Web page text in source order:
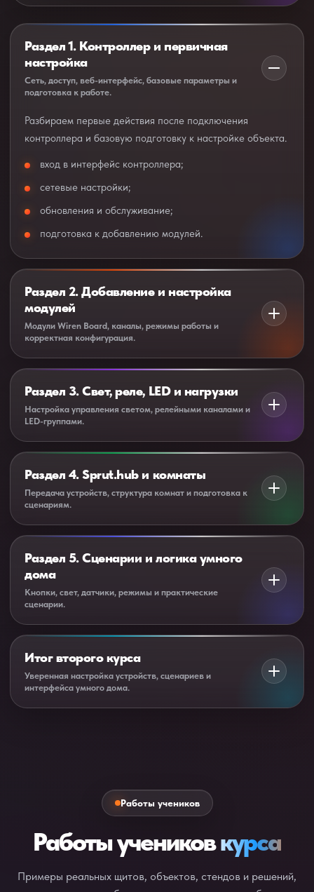
Раздел 1. Контроллер и первичная
настройка
Сеть, доступ, веб-интерфейс, базовые параметры и
подготовка к работе.
Разбираем первые действия после подключения
контроллера и базовую подготовку к настройке объекта.
вход в интерфейс контроллера;
сетевые настройки;
обновления и обслуживание;
подготовка к добавлению модулей.
Раздел 2. Добавление и настройка
модулей
Модули Wiren Board, каналы, режимы работы и
корректная конфигурация.
Учимся добавлять устройства, проверять связь, задавать
режимы и настраивать каналы под реальную задачу.
добавление модулей;
проверка состояний;
типовые ошибки при настройке.
Раздел 3. Свет, реле, LED и нагрузки
Настройка управления светом, релейными каналами и
LED-группами.
Разбираем, как подготовить устройства под реальные
группы света, реле, диммирование и LED-подсветку.
релейные каналы;
LED-группы;
логика управления нагрузками.
Раздел 4. Sprut.hub и комнаты
Передача устройств, структура комнат и подготовка к
сценариям.
Учимся переносить устройства в Sprut.hub, правильно
называть их, распределять по комнатам и готовить к
сценариям.
создание контроллера;
структура комнат;
подготовка устройств к автоматизации.
Раздел 5. Сценарии и логика умного
дома
Кнопки, свет, датчики, режимы и практические
сценарии.
Разбираем сценарии, которые чаще всего нужны на
объектах: режимы дома, датчики, свет, подсветка и
автоматизация.
сценарии по кнопкам;
Итог второго курса
Уверенная настройка устройств, сценариев и
интерфейса умного дома.
Работы учеников
Работы учениковкурса
Примеры реальных щитов, объектов, стендов и решений,